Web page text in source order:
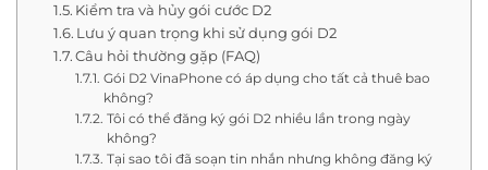
Kiểm tra và hủy gói cước D2
Lưu ý quan trọng khi sử dụng gói D2
Câu hỏi thường gặp (FAQ)
Gói D2 VinaPhone có áp dụng cho tất cả thuê bao
không?
Tôi có thể đăng ký gói D2 nhiều lần trong ngày
không?
Tại sao tôi đã soạn tin nhắn nhưng không đăng ký